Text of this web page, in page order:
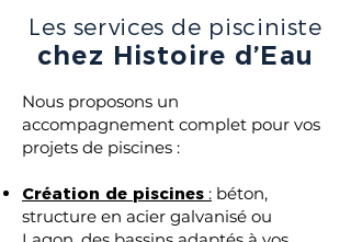
Les services de pisciniste
chez Histoire d’Eau
Nous proposons un
accompagnement complet pour vos
projets de piscines :
Création de piscines : béton,
structure en acier galvanisé ou